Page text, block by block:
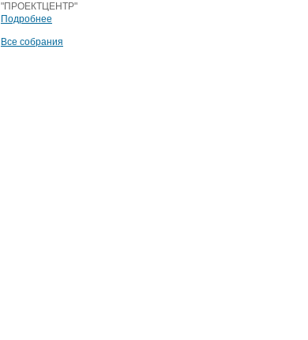
"ПРОЕКТЦЕНТР"
Подробнее
Все собрания